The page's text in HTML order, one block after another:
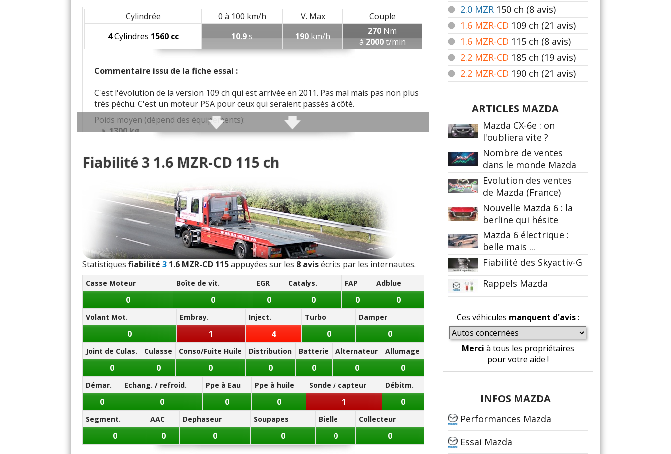
Insonorisation et bruit perçu: 1aime
Bruit roulement/pneu
n'aiment pas
Volume de coffre:2aiment
Puissance moteur et relances :1
Boîte de vitesses (agrément, longueur des rapports):1aime
Equipement:2aiment
Fiabilité:1aime2n'aiment pas
Entretien (coût):1n'aime pas
Prix pièces détach.:1n'aime pas
Cylindrée 0 à 100 km/h V. Max
Couple
4Cylindres 1560 cc 10.9s 190km/h 270 Nm
à 2000t/min
Commentaire issu de la fiche essai :
C'est l'évolution de la version 109 ch qui est arrivée en 2011. Pas mal mais pas non plus
très péchu. C'est un moteur PSA pour ceux qui seraient passés à côté.
Poids moyen (dépend des équipements):
1300 kg
Traction (avant)
- (Typé sous-vireur: surpoids à l'avant)
Mécanique5 vitesses
- (Consommation sur autoroute)
Jantes disponibles de série :
16 pouces
205/55 R 16 Conso raisonnable)
Note des internautes :
14.4/20
Panne la plus signalée :
injection
Fiabilité 3 1.6 MZR-CD 115 ch
Statistiques fiabilité 3 1.6 MZR-CD 115appuyées sur les 8 avisécrits par les internautes.
Casse Moteur Boîte de vit. EGR Catalys. FAP Adblue
0 0 0 0 0 0
Volant Mot. Embray. Inject. Turbo Damper
0 1 4 0 0
Joint de Culas. Culasse Conso/Fuite Huile Distribution Batterie Alternateur Allumage
0 0 0 0 0 0 0
Démar. Echang. / refroid. Ppe à Eau Ppe à huile Sonde / capteur Débitm.
0 0 0 0 1 0
Segment. AAC Dephaseur Soupapes Bielle Collecteur
0 0 0 0 0 0
2.0 MZR 150 ch (8 avis)
1.6 MZR-CD 109 ch (21 avis)
1.6 MZR-CD 115 ch (8 avis)
2.2 MZR-CD 185 ch (19 avis)
2.2 MZR-CD 190 ch (21 avis)
ARTICLES MAZDA
Mazda CX-6e : on
l'oubliera vite ?
Nombre de ventes
dans le monde Mazda
Evolution des ventes
de Mazda (France)
Nouvelle Mazda 6 : la
berline qui hésite
Mazda 6 électrique :
belle mais ...
Fiabilité des Skyactiv-G
Rappels Mazda
Ces véhicules manquent d'avis:
Merci à tous les propriétaires
pour votre aide !
INFOS MAZDA
Performances Mazda
Essai Mazda